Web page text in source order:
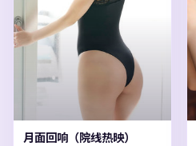
月面回响（院线热映）